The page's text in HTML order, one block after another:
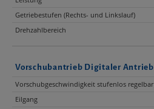
Getriebestufen (Rechts- und Linkslauf)
Drehzahlbereich
Vorschubantrieb Digitaler Antrieb
Vorschubgeschwindigkeit stufenlos regelbar
Eilgang